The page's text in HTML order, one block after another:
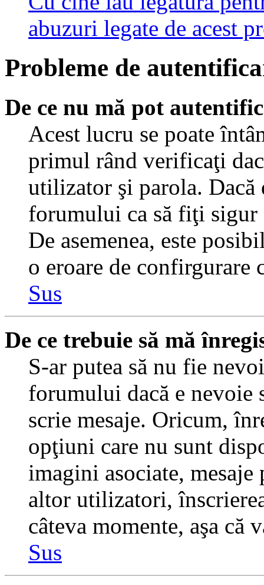
abuzuri legate de acest
Probleme de
De ce nu mă pot
Acest lucru se poate
primul rând verificaţi
utilizator şi parola. Dacă
forumului ca să fiţi
De asemenea, este
o eroare de confirgurare
Sus
De ce trebuie să mă
S-ar putea să nu fie
forumului dacă e nevoie
scrie mesaje. Oricum,
opţiuni care nu sunt
imagini asociate,
altor utilizatori,
câteva momente, aşa că
Sus